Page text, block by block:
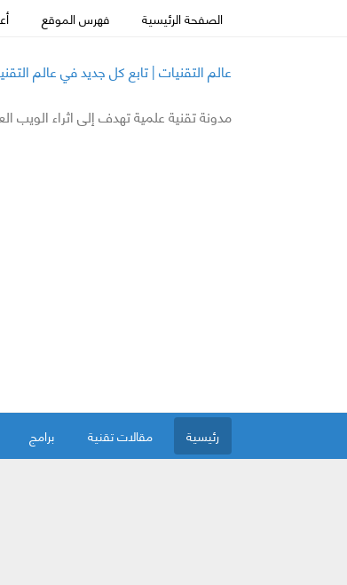
الصفحة الرئيسية فهرس الموقع
عالم التقنيات | تابع كل جديد في عالم
مدونة تقنية علمية تهدف إلى اثراء الويب
رئيسية مقالات تقنية برامج